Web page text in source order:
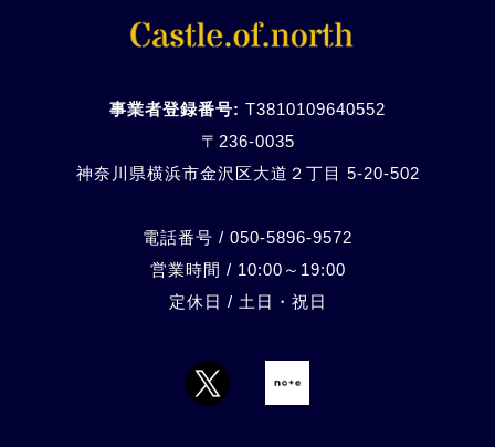
事業者登録番号: T3810109640552
〒236-0035
神奈川県横浜市金沢区大道２丁目 5-20-502
電話番号 / 050-5896-9572
営業時間 / 10:00～19:00
定休日 / 土日・祝日